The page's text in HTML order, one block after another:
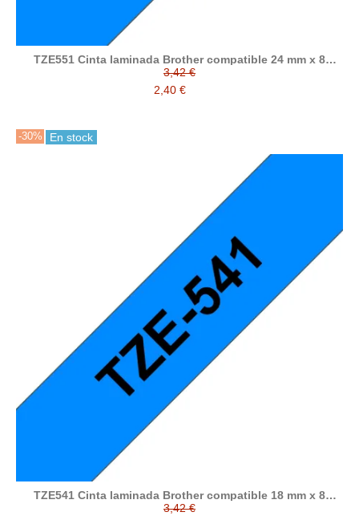
TZE551 Cinta laminada Brother compatible 24 mm x 8
metros
3,42 €
2,40 €
-30% En stock
TZE541 Cinta laminada Brother compatible 18 mm x 8
metros
3,42 €